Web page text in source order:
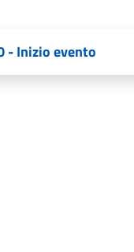
- Inizio evento